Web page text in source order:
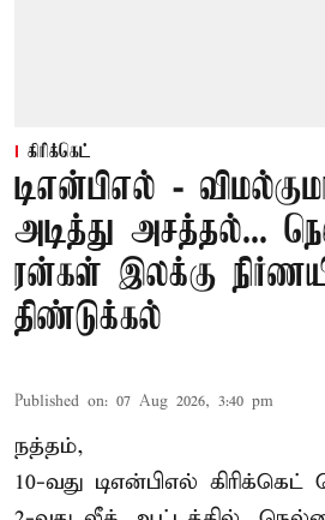
கிரிக்கெட்
டிஎன்பிஎல் -
அடித்து அசத்தல்...
ரன்கள் இலக்கு
திண்டுக்கல்
Published on: 07 Aug 2026, 3:40 pm
நத்தம்,
10-வது டிஎன்பிஎல்